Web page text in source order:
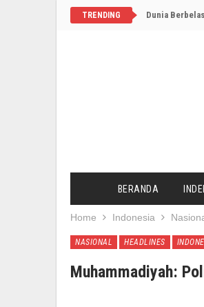
TRENDING Dunia
BERANDA
Home Indonesia
NASIONAL HEADLINES
Muhammadiyah: